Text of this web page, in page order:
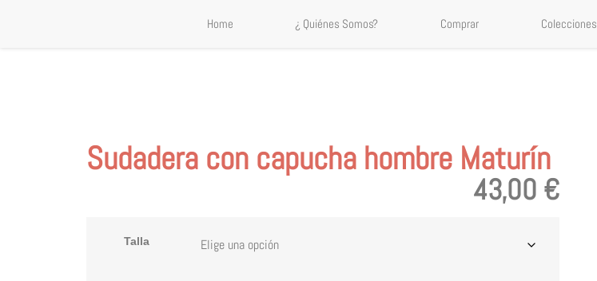
Home ¿ Quiénes Somos? Comprar Colecciones
Sudadera con capucha hombre Maturín
43,00 €
Talla